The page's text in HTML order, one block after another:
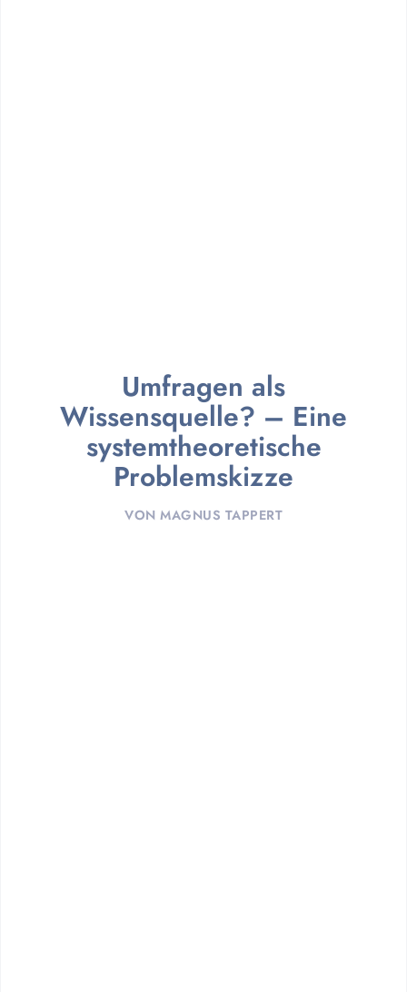
Umfragen als
Wissensquelle? – Eine
systemtheoretische
Problemskizze
VON MAGNUS TAPPERT